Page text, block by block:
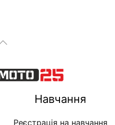
Навчання
Реєстрація на навчання